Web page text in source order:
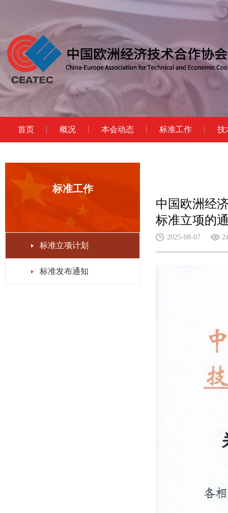
首页 概况 本会动态 标准工作 技
标准工作
标准立项计划
标准发布通知
中国欧洲经
标准立项的
2025-08-07